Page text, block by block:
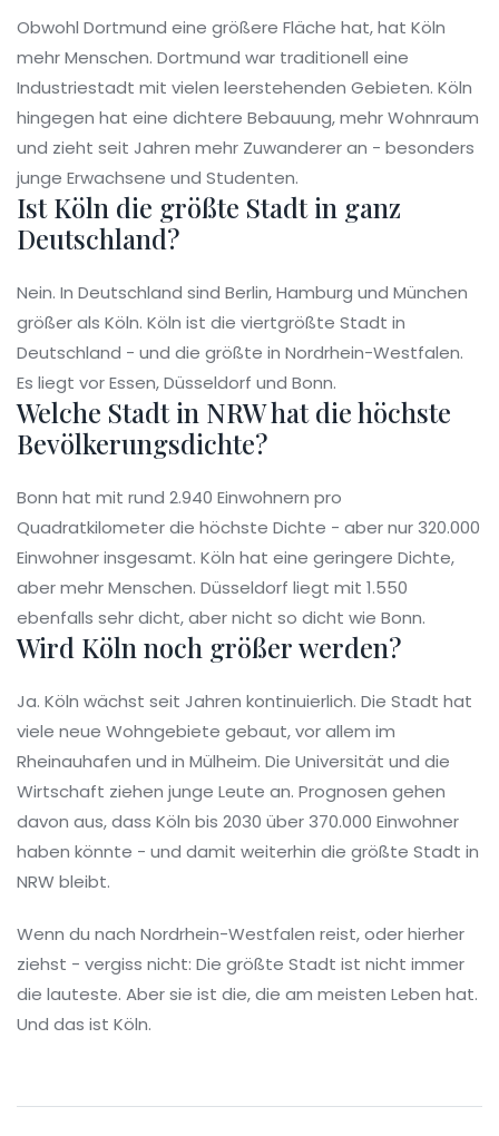
Obwohl Dortmund eine größere Fläche hat, hat Köln
mehr Menschen. Dortmund war traditionell eine
Industriestadt mit vielen leerstehenden Gebieten. Köln
hingegen hat eine dichtere Bebauung, mehr Wohnraum
und zieht seit Jahren mehr Zuwanderer an - besonders
junge Erwachsene und Studenten.
Ist Köln die größte Stadt in ganz
Deutschland?
Nein. In Deutschland sind Berlin, Hamburg und München
größer als Köln. Köln ist die viertgrößte Stadt in
Deutschland - und die größte in Nordrhein-Westfalen.
Es liegt vor Essen, Düsseldorf und Bonn.
Welche Stadt in NRW hat die höchste
Bevölkerungsdichte?
Bonn hat mit rund 2.940 Einwohnern pro
Quadratkilometer die höchste Dichte - aber nur 320.000
Einwohner insgesamt. Köln hat eine geringere Dichte,
aber mehr Menschen. Düsseldorf liegt mit 1.550
ebenfalls sehr dicht, aber nicht so dicht wie Bonn.
Wird Köln noch größer werden?
Ja. Köln wächst seit Jahren kontinuierlich. Die Stadt hat
viele neue Wohngebiete gebaut, vor allem im
Rheinauhafen und in Mülheim. Die Universität und die
Wirtschaft ziehen junge Leute an. Prognosen gehen
davon aus, dass Köln bis 2030 über 370.000 Einwohner
haben könnte - und damit weiterhin die größte Stadt in
NRW bleibt.
Wenn du nach Nordrhein-Westfalen reist, oder hierher
ziehst - vergiss nicht: Die größte Stadt ist nicht immer
die lauteste. Aber sie ist die, die am meisten Leben hat.
Und das ist Köln.